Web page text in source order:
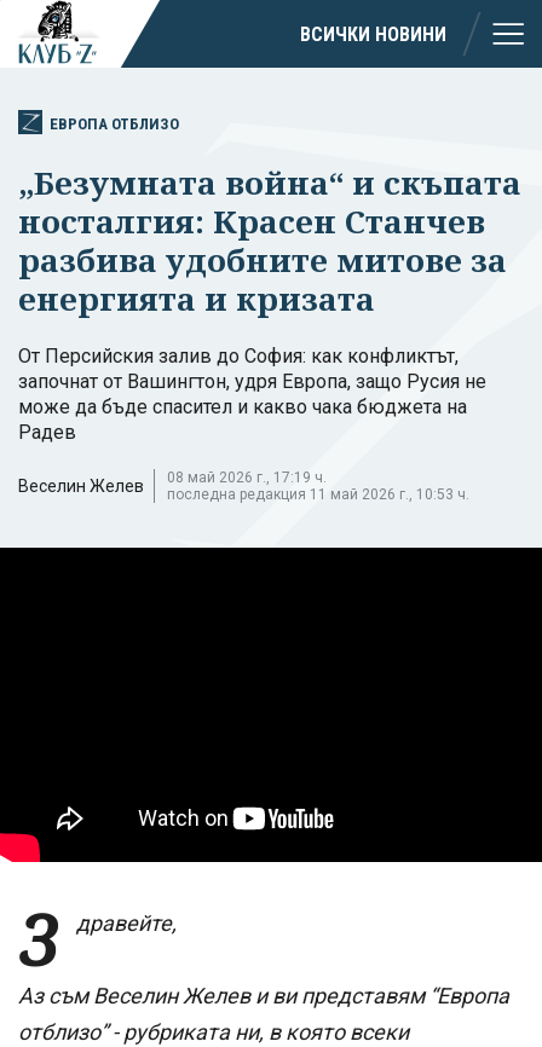
ВСИЧКИ НОВИНИ
ЕВРОПА ОТБЛИЗО
„Безумната война“ и скъпата
носталгия: Красен Станчев
разбива удобните митове за
енергията и кризата
От Персийския залив до София: как конфликтът,
започнат от Вашингтон, удря Европа, защо Русия не
може да бъде спасител и какво чака бюджета на
Радев
Веселин Желев
08 май 2026 г., 17:19 ч.
последна редакция 11 май 2026 г., 10:53 ч.
З дравейте,
Аз съм Веселин Желев и ви представям “Европа
отблизо” - рубриката ни, в която всеки